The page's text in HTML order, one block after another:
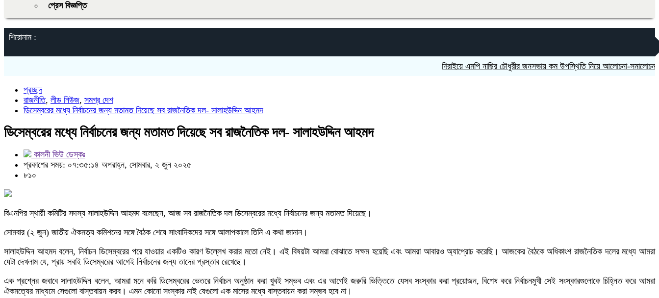
প্রেস বিজ্ঞপ্তি
শিরোনাম :
দিরাইয়ে এমপি নাছির চৌধুরীর জনসভায় কম উপস্থিতি নিয়ে আলোচনা-সমালোচনা
প্রচ্ছদ
রাজনীতি, লীড নিউজ, সমগ্র দেশ
ডিসেম্বরের মধ্যে নির্বাচনের জন্য মতামত দিয়েছে সব রাজনৈতিক দল- সালাহউদ্দিন আহমদ
ডিসেম্বরের মধ্যে নির্বাচনের জন্য মতামত দিয়েছে সব রাজনৈতিক দল- সালাহউদ্দিন আহমদ
কালনী ভিউ ডেস্কঃ
প্রকাশের সময়: ০৭:৩৫:১৪ অপরাহ্ন, সোমবার, ২ জুন ২০২৫
৮১০
বিএনপির স্থায়ী কমিটির সদস্য সালাহউদ্দিন আহমদ বলেছেন, আজ সব রাজনৈতিক দল ডিসেম্বরের মধ্যে নির্বাচনের জন্য মতামত দিয়েছে।
সোমবার (২ জুন) জাতীয় ঐকমত্য কমিশনের সঙ্গে বৈঠক শেষে সাংবাদিকদের সঙ্গে আলাপকালে তিনি এ কথা জানান।
সালাহউদ্দিন আহমদ বলেন, নির্বাচন ডিসেম্বরের পরে যাওয়ার একটিও কারণ উল্লেখ করার মতো নেই। এই বিষয়টা আমরা বোঝাতে সক্ষম হয়েছি এবং আমরা আবারও অ্যাপ্রোচ করেছি। আজকের বৈঠকে অধিকাংশ রাজনৈতিক দলের মধ্যে আমরা
যেটা দেখলাম যে, প্রায় সবাই ডিসেম্বরের আগেই নির্বাচনের জন্য তাদের প্রস্তাব রেখেছে।
এক প্রশ্নের জবাবে সালাহউদ্দিন বলেন, আমরা মনে করি ডিসেম্বরের ভেতরে নির্বাচন অনুষ্ঠান করা খুবই সম্ভব এবং এর আগেই জরুরি ভিত্তিতে যেসব সংস্কার করা প্রয়োজন, বিশেষ করে নির্বাচনমুখী সেই সংস্কারগুলোকে চিহ্নিত করে আমরা
ঐকমত্যের মাধ্যমে সেগুলো বাস্তবায়ন করব। এমন কোনো সংস্কার নাই যেগুলো এক মাসের মধ্যে বাস্তবায়ন করা সম্ভব হবে না।